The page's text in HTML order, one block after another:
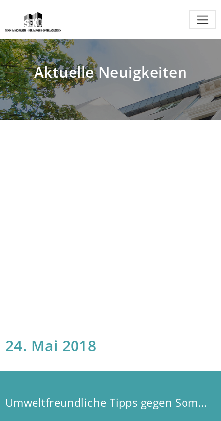
Aktuelle Neuigkeiten
24. Mai 2018
Umweltfreundliche Tipps gegen Sommerhitze